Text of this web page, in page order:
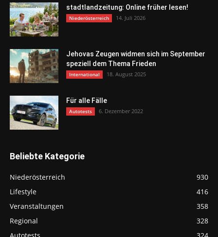
stadtlandzeitung: Online früher lesen!
Niederösterreich 14. Juli 2026
Jehovas Zeugen widmen sich im September
speziell dem Thema Frieden
International 18. August 2025
Für alle Fälle
Autotests 6. Dezember 2022
Beliebte Kategorie
Niederösterreich
930
Lifestyle
416
Veranstaltungen
358
Regional
328